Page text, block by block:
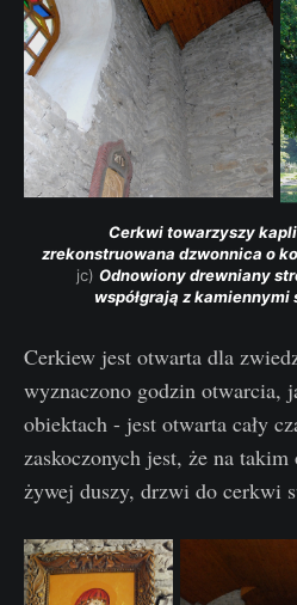
Cerkwi towarzyszy
zrekonstruowana dzwonnica o
jc) Odnowiony drewniany
współgrają z kamiennymi
Cerkiew jest otwarta dla
wyznaczono godzin otwarcia,
obiektach - jest otwarta cały
zaskoczonych jest, że na
żywej duszy, drzwi do cerkwi